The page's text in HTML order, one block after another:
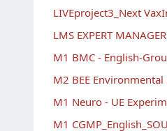
LIVEproject3_Next
LMS EXPERT MANAGER
M1 BMC - English-
M2 BEE
M1 Neuro - UE
M1